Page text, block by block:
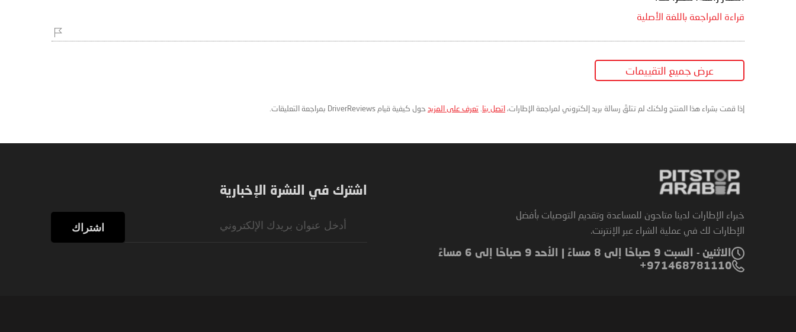
قراءة المراجعة باللغة الأصلية
عرض جميع التقييمات
إذا قمت بشراء هذا المنتج ولكنك لم تتلقَ رسالة بريد إلكتروني لمراجعة الإطارات،اتصل بنا. تعرف على المزيد حول كيفية قيام DriverReviews بمراجعة التعليقات.
خبراء الإطارات لدينا متاحون للمساعدة وتقديم التوصيات بأفضل
الإطارات لك في عملية الشراء عبر الإنترنت.
الاثنين - السبت 9 صباحًا إلى 8 مساءً | الأحد 9 صباحًا إلى 6 مساءً
971468781110+
اشترك في النشرة الإخبارية
اشتراك